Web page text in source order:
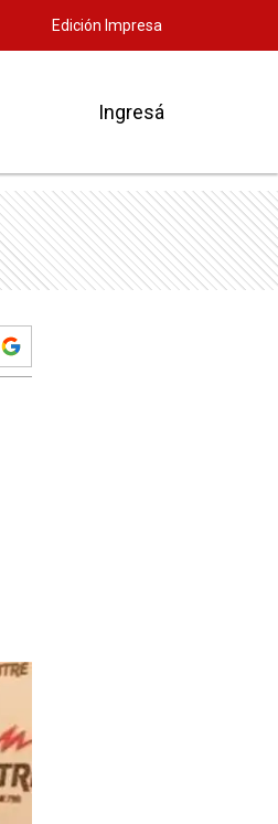
Edición Impresa
Ingresá